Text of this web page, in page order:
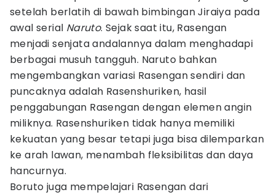
setelah berlatih di bawah bimbingan Jiraiya pada
awal serial Naruto. Sejak saat itu, Rasengan
menjadi senjata andalannya dalam menghadapi
berbagai musuh tangguh. Naruto bahkan
mengembangkan variasi Rasengan sendiri dan
puncaknya adalah Rasenshuriken, hasil
penggabungan Rasengan dengan elemen angin
miliknya. Rasenshuriken tidak hanya memiliki
kekuatan yang besar tetapi juga bisa dilemparkan
ke arah lawan, menambah fleksibilitas dan daya
hancurnya.
Boruto juga mempelajari Rasengan dari